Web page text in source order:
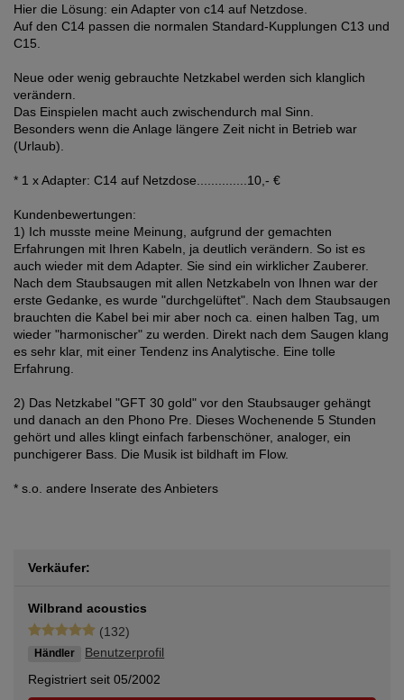
Hier die Lösung: ein Adapter von c14 auf Netzdose.
Auf den C14 passen die normalen Standard-Kupplungen C13 und
C15.
Neue oder wenig gebrauchte Netzkabel werden sich klanglich
verändern.
Das Einspielen macht auch zwischendurch mal Sinn.
Besonders wenn die Anlage längere Zeit nicht in Betrieb war
(Urlaub).
* 1 x Adapter: C14 auf Netzdose..............10,- €
Kundenbewertungen:
1) Ich musste meine Meinung, aufgrund der gemachten
Erfahrungen mit Ihren Kabeln, ja deutlich verändern. So ist es
auch wieder mit dem Adapter. Sie sind ein wirklicher Zauberer.
Nach dem Staubsaugen mit allen Netzkabeln von Ihnen war der
erste Gedanke, es wurde "durchgelüftet". Nach dem Staubsaugen
brauchten die Kabel bei mir aber noch ca. einen halben Tag, um
wieder "harmonischer" zu werden. Direkt nach dem Saugen klang
es sehr klar, mit einer Tendenz ins Analytische. Eine tolle
Erfahrung.
2) Das Netzkabel "GFT 30 gold" vor den Staubsauger gehängt
und danach an den Phono Pre. Dieses Wochenende 5 Stunden
gehört und alles klingt einfach farbenschöner, analoger, ein
punchigerer Bass. Die Musik ist bildhaft im Flow.
* s.o. andere Inserate des Anbieters
Verkäufer:
Wilbrand acoustics
(132)
Händler
Benutzerprofil
Registriert seit 05/2002